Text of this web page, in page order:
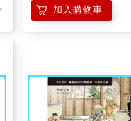
加入購物車